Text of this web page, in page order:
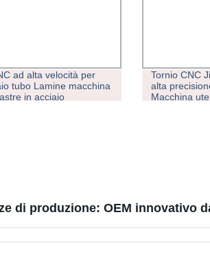
ad alta velocità per
tubo Lamine macchina
in acciaio
Tornio CNC
alta
Macchina
di produzione: OEM innovativo